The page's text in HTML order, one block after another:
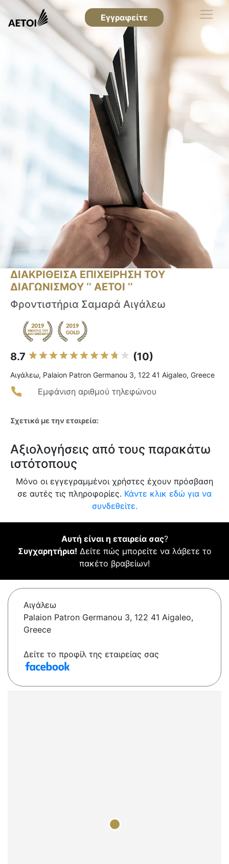
Εγγραφείτε
ΔΙΑΚΡΙΘΕΙΣΑ ΕΠΙΧΕΙΡΗΣΗ ΤΟΥ
ΔΙΑΓΩΝΙΣΜΟΥ ‘’ ΑΕΤΟΙ ‘’
Φροντιστήρια Σαμαρά Αιγάλεω
8.7 (10)
Αιγάλεω, Palaion Patron Germanou 3, 122 41 Aigaleo, Greece
Εμφάνιση αριθμού τηλεφώνου
Σχετικά με την εταιρεία:
Αξιολογήσεις από τους παρακάτω
ιστότοπους
Μόνο οι εγγεγραμμένοι χρήστες έχουν πρόσβαση
σε αυτές τις πληροφορίες. Κάντε κλικ εδώ για να
συνδεθείτε.
Αυτή είναι η εταιρεία σας?
Συγχαρητήρια! Δείτε πώς μπορείτε να λάβετε το
πακέτο βραβείων!
Αιγάλεω
Palaion Patron Germanou 3, 122 41 Aigaleo,
Greece
Δείτε το προφίλ της εταιρείας σας